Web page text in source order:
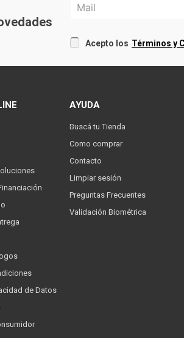
Acepto los Términos y
de Datos
AYUDA
Buscá tu Tienda
Como comprar
Contacto
Limpiar sesión
Preguntas Frecuentes
Validación Biométrica